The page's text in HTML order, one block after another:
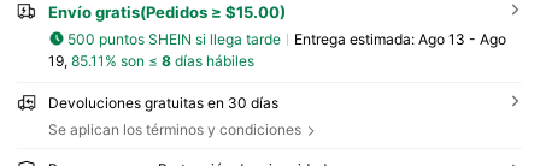
Envío gratis(Pedidos ≥ $15.00)
500 puntos SHEIN si llega tarde Entrega estimada: Ago 13 - Ago
19, 85.11% son ≤ 8días hábiles
Devoluciones gratuitas en 30 días
Se aplican los términos y condiciones